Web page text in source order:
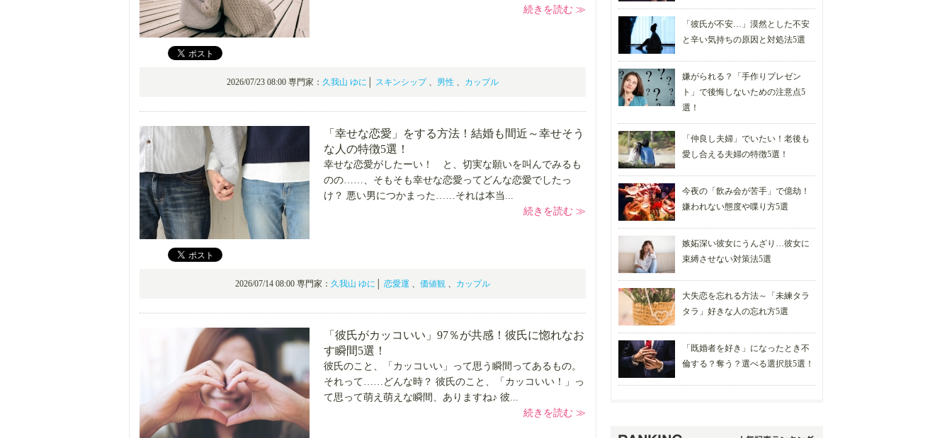
続きを読む ≫
2026/07/23 08:00 専門家： 久我山 ゆに スキンシップ、 男性 、 カップル
「幸せな恋愛」をする方法！結婚も間近～幸せそう
な人の特徴5選！
幸せな恋愛がしたーい！ と、切実な願いを叫んでみるも
のの……、そもそも幸せな恋愛ってどんな恋愛でしたっ
け？ 悪い男につかまった……それは本当...
続きを読む ≫
2026/07/14 08:00 専門家： 久我山 ゆに 恋愛運 、 価値観 、 カップル
「彼氏がカッコいい」97％が共感！彼氏に惚れなお
す瞬間5選！
彼氏のこと、「カッコいい」って思う瞬間ってあるもの。
それって……どんな時？ 彼氏のこと、「カッコいい！」っ
て思って萌え萌えな瞬間、ありますね♪ 彼...
続きを読む ≫
「彼氏が不安…」漠然とした不安
と辛い気持ちの原因と対処法5選
嫌がられる？「手作りプレゼン
ト」で後悔しないための注意点5
選！
「仲良し夫婦」でいたい！老後も
愛し合える夫婦の特徴5選！
今夜の「飲み会が苦手」で億劫！
嫌われない態度や喋り方5選
嫉妬深い彼女にうんざり…彼女に
束縛させない対策法5選
大失恋を忘れる方法～「未練タラ
タラ」好きな人の忘れ方5選
「既婚者を好き」になったとき不
倫する？奪う？選べる選択肢5選！